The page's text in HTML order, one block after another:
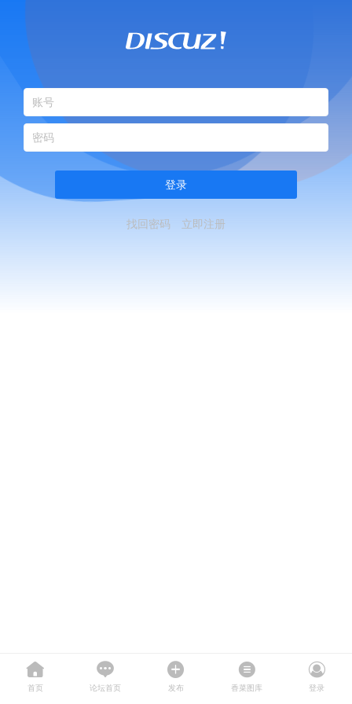
登录
找回密码 立即注册
首页 论坛首页 发布 香菜图库 登录